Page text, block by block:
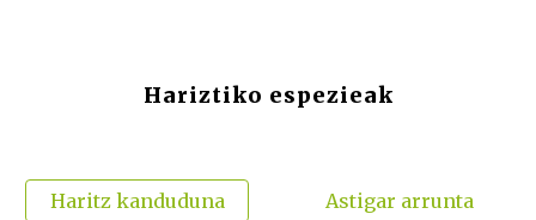
Hariztiko espezieak
Haritz kanduduna Astigar arrunta